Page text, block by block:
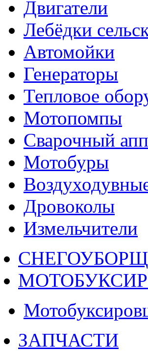
Двигатели
Лебёдки
Автомойки
Генераторы
Тепловое
Мотопомпы
Сварочный
Мотобуры
Дровоколы
Измельчители
ЗАПЧАСТИ